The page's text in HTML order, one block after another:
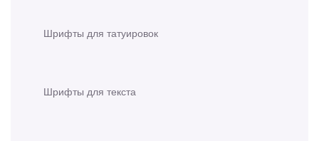
Шрифты для татуировок
Шрифты для текста